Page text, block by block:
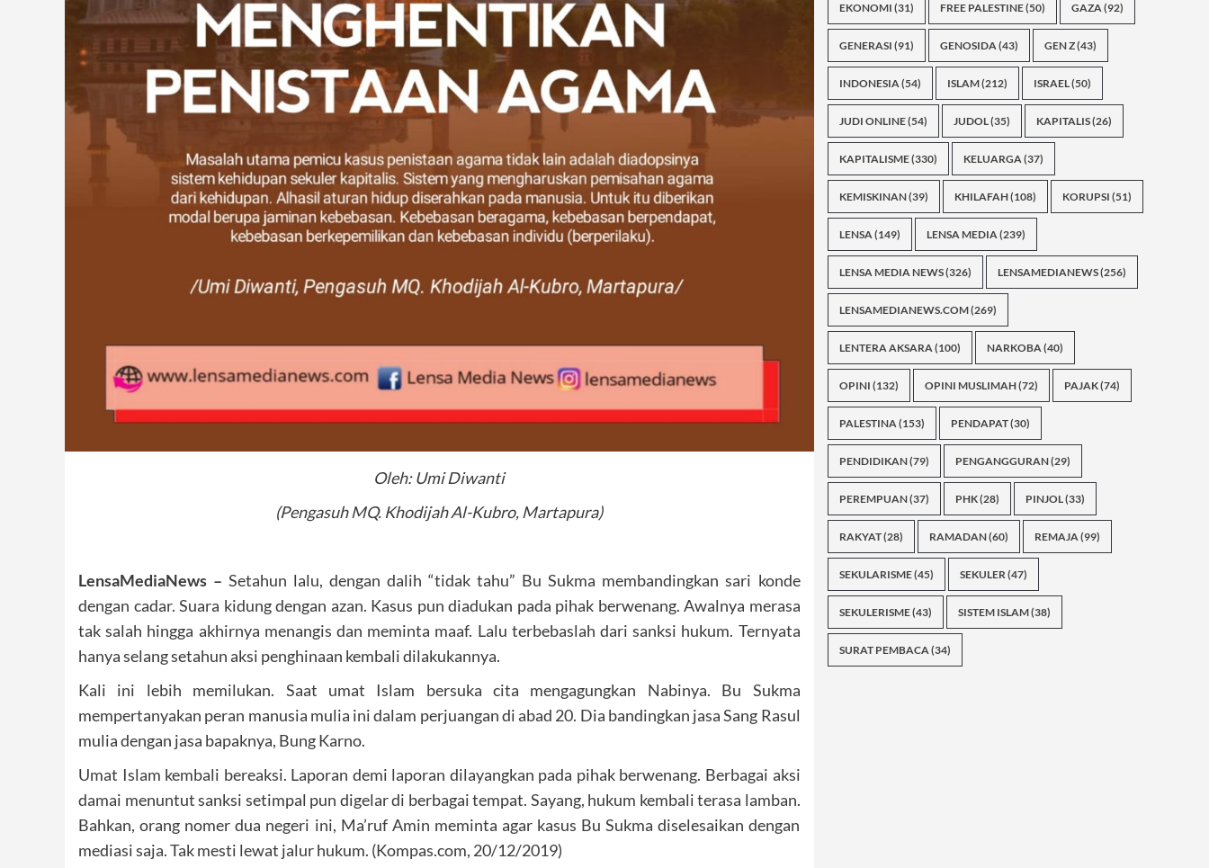
Oleh: Umi Diwanti
(Pengasuh MQ. Khodijah Al-Kubro, Martapura)
LensaMediaNews – Setahun lalu, dengan dalih “tidak tahu” Bu Sukma membandingkan sari konde
dengan cadar. Suara kidung dengan azan. Kasus pun diadukan pada pihak berwenang. Awalnya merasa
tak salah hingga akhirnya menangis dan meminta maaf. Lalu terbebaslah dari sanksi hukum. Ternyata
hanya selang setahun aksi penghinaan kembali dilakukannya.
Kali ini lebih memilukan. Saat umat Islam bersuka cita mengagungkan Nabinya. Bu Sukma
mempertanyakan peran manusia mulia ini dalam perjuangan di abad 20. Dia bandingkan jasa Sang Rasul
mulia dengan jasa bapaknya, Bung Karno.
Umat Islam kembali bereaksi. Laporan demi laporan dilayangkan pada pihak berwenang. Berbagai aksi
damai menuntut sanksi setimpal pun digelar di berbagai tempat. Sayang, hukum kembali terasa lamban.
Bahkan, orang nomer dua negeri ini, Ma’ruf Amin meminta agar kasus Bu Sukma diselesaikan dengan
mediasi saja. Tak mesti lewat jalur hukum. (Kompas.com, 20/12/2019)
EKONOMI (31) FREE PALESTINE(50) GAZA(92)
GENERASI (91) GENOSIDA(43) GEN Z(43)
INDONESIA(54) ISLAM(212) ISRAEL(50)
JUDI ONLINE(54) JUDOL(35) KAPITALIS(26)
KAPITALISME(330) KELUARGA(37)
KEMISKINAN(39) KHILAFAH(108) KORUPSI (51)
LENSA(149) LENSA MEDIA(239)
LENSA MEDIA NEWS(326) LENSAMEDIANEWS(256)
LENSAMEDIANEWS.COM(269)
LENTERA AKSARA(100) NARKOBA(40)
OPINI (132) OPINI MUSLIMAH(72) PAJAK(74)
PALESTINA(153) PENDAPAT(30)
PENDIDIKAN(79) PENGANGGURAN(29)
PEREMPUAN(37) PHK(28) PINJOL(33)
RAKYAT(28) RAMADAN(60) REMAJA(99)
SEKULARISME(45) SEKULER(47)
SEKULERISME(43) SISTEM ISLAM(38)
SURAT PEMBACA(34)